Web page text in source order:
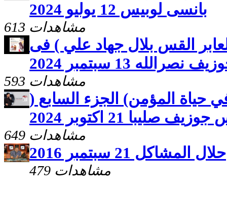
بانسى لوبيس 12 يوليو 2024
613 مشاهدات
القس بلال جهاد علي ) فى
13 سبتمبر 2024
593 مشاهدات
حياة المؤمن) الجزء السابع (
21 اكتوبر 2024
649 مشاهدات
حلال المشاكل 21 سبتمبر 2016
479 مشاهدات